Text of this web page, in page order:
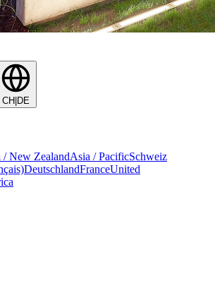
CH|DE
/ New ZealandAsia / PacificSchweiz
DeutschlandFranceUnited